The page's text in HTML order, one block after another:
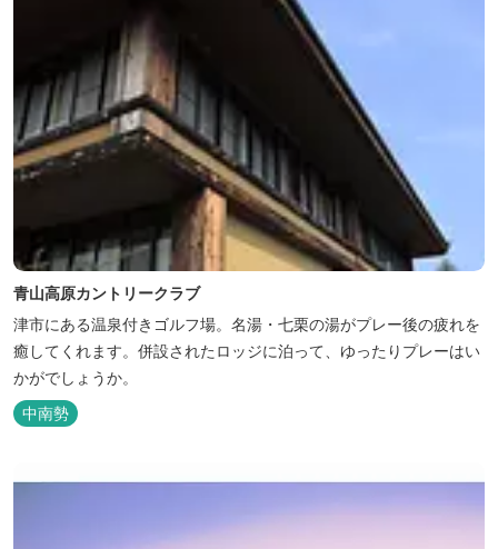
青山高原カントリークラブ
津市にある温泉付きゴルフ場。名湯・七栗の湯がプレー後の疲れを
癒してくれます。併設されたロッジに泊って、ゆったりプレーはい
かがでしょうか。
中南勢